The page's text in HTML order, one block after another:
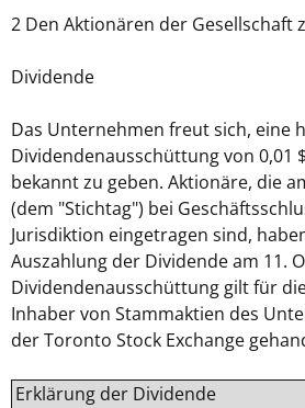
2 Den Aktionären der Gesellschaft
Dividende
Das Unternehmen freut sich, eine
Dividendenausschüttung von 0,01
bekannt zu geben. Aktionäre, die
(dem "Stichtag") bei
Jurisdiktion eingetragen sind,
Auszahlung der Dividende am 11.
Dividendenausschüttung gilt für
Inhaber von Stammaktien des
der Toronto Stock Exchange
Erklärung der Dividende